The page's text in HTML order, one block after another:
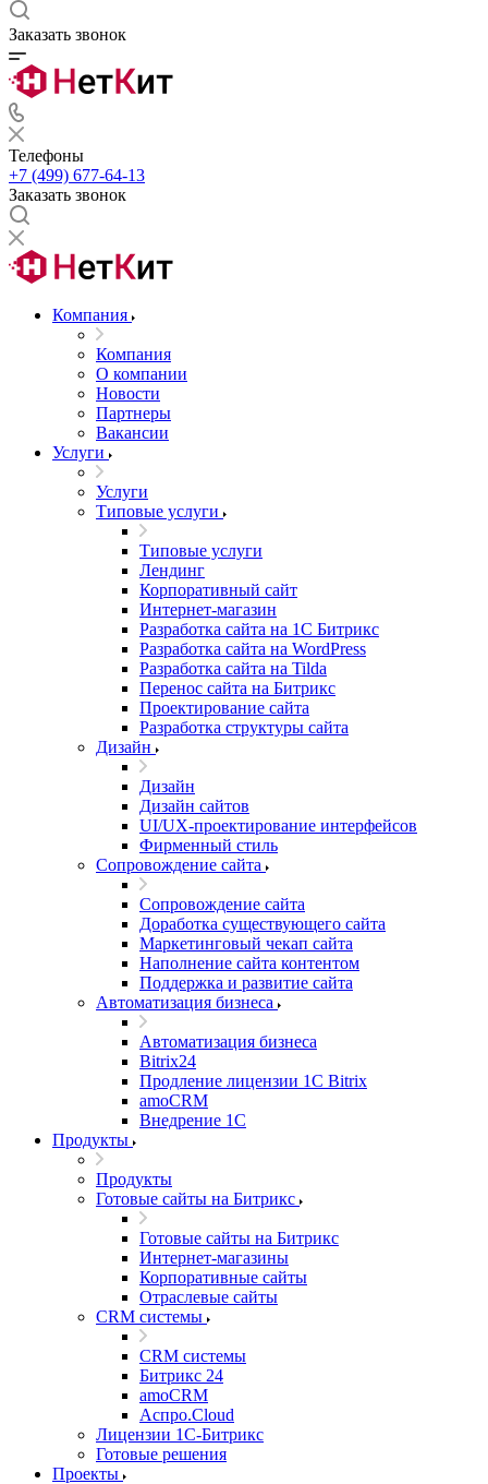
Заказать звонок
Телефоны
+7 (499) 677-64-13
Заказать звонок
Компания
Компания
О компании
Новости
Партнеры
Вакансии
Услуги
Услуги
Типовые услуги
Типовые услуги
Лендинг
Корпоративный сайт
Интернет-магазин
Разработка сайта на 1С Битрикс
Разработка сайта на WordPress
Разработка сайта на Tilda
Перенос сайта на Битрикс
Проектирование сайта
Разработка структуры сайта
Дизайн
Дизайн
Дизайн сайтов
UI/UX-проектирование интерфейсов
Фирменный стиль
Сопровождение сайта
Сопровождение сайта
Доработка существующего сайта
Маркетинговый чекап сайта
Наполнение сайта контентом
Поддержка и развитие сайта
Автоматизация бизнеса
Автоматизация бизнеса
Bitrix24
Продление лицензии 1C Bitrix
amoCRM
Внедрение 1C
Продукты
Продукты
Готовые сайты на Битрикс
Готовые сайты на Битрикс
Интернет-магазины
Корпоративные сайты
Отраслевые сайты
CRM системы
CRM системы
Битрикс 24
amoCRM
Аспро.Cloud
Лицензии 1С-Битрикс
Готовые решения
Проекты